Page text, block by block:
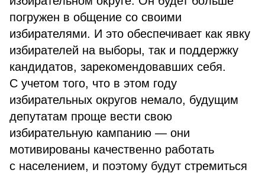
погружен в общение со своими
избирателями. И это обеспечивает как явку
избирателей на выборы, так и поддержку
кандидатов, зарекомендовавших себя.
С учетом того, что в этом году
избирательных округов немало, будущим
депутатам проще вести свою
избирательную кампанию — они
мотивированы качественно работать
с населением, и поэтому будут стремиться